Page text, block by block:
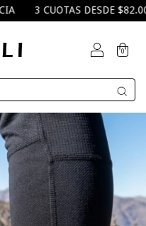
3 CUOTAS DESDE $82.000
0